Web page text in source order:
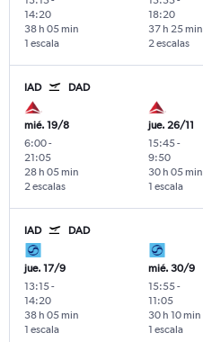
14:20
1 escala
38 h 05 min
18:20
2 escalas
37 h 25 min
IAD DAD
mié. 19/8
6:00-
21:05
2 escalas
28 h 05 min
jue. 26/11
15:45-
9:50
1 escala
30 h 05 min
IAD DAD
jue. 17/9
13:15-
14:20
1 escala
38 h 05 min
mié. 30/9
15:55-
11:05
1 escala
30 h 10 min